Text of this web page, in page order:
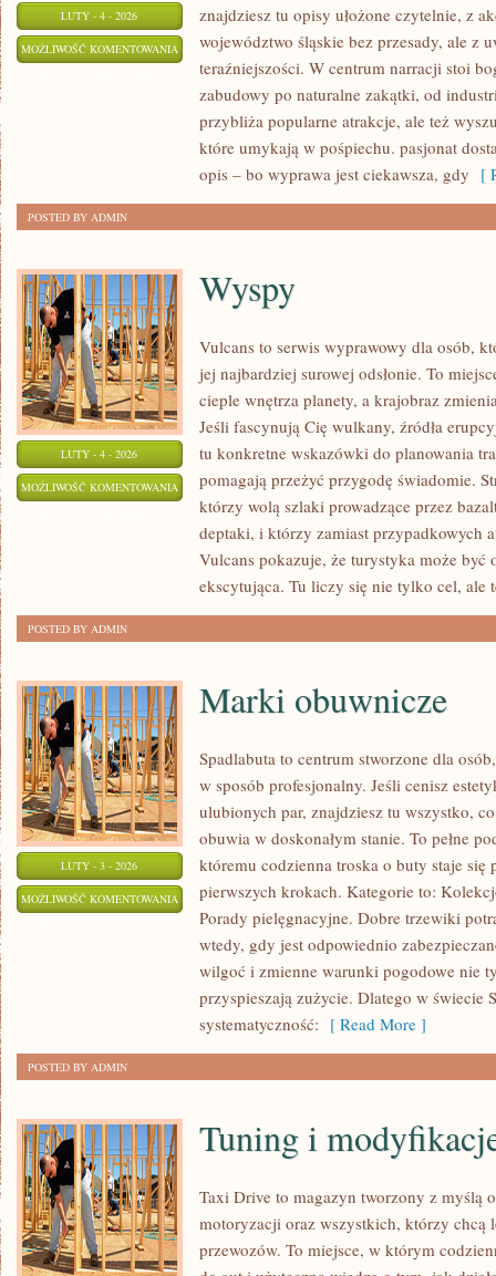
LUTY - 4 - 2026
MOŻLIWOŚĆ KOMENTOWANIA SOSNOWIEC
znajdziesz tu opisy ułożone czytelnie, z
województwo śląskie bez przesady, ale z
teraźniejszości. W centrum narracji stoi
zabudowy po naturalne zakątki, od
przybliża popularne atrakcje, ale też
które umykają w pośpiechu. pasjonat
opis – bo wyprawa jest ciekawsza, gdy [
POSTED BY ADMIN
LUTY - 4 - 2026
MOŻLIWOŚĆ KOMENTOWANIA WYSPY
Wyspy
Vulcans to serwis wyprawowy dla osób,
jej najbardziej surowej odsłonie. To
cieple wnętrza planety, a krajobraz
Jeśli fascynują Cię wulkany, źródła
tu konkretne wskazówki do planowania
pomagają przeżyć przygodę świadomie.
którzy wolą szlaki prowadzące przez
deptaki, i którzy zamiast przypadkowych
Vulcans pokazuje, że turystyka może być
ekscytująca. Tu liczy się nie tylko cel, ale
POSTED BY ADMIN
LUTY - 3 - 2026
MOŻLIWOŚĆ KOMENTOWANIA MARKI
OBUWNICZE
Marki obuwnicze
Spadlabuta to centrum stworzone dla
w sposób profesjonalny. Jeśli cenisz
ulubionych par, znajdziesz tu wszystko,
obuwia w doskonałym stanie. To pełne
któremu codzienna troska o buty staje
pierwszych krokach. Kategorie to:
Porady pielęgnacyjne. Dobre trzewiki
wtedy, gdy jest odpowiednio
wilgoć i zmienne warunki pogodowe nie
przyspieszają zużycie. Dlatego w świecie
systematyczność: [ Read More ]
POSTED BY ADMIN
Tuning i
Taxi Drive to magazyn tworzony z myślą
motoryzacji oraz wszystkich, którzy chcą
przewozów. To miejsce, w którym